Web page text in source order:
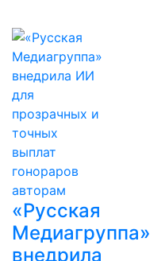
«Русская
Медиагруппа»
внедрила